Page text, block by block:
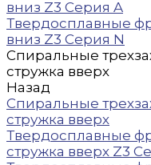
вниз Z3 Серия A
Твердосплавные
вниз Z3 Серия N
Спиральные
стружка вверх
Назад
Спиральные
стружка вверх
Твердосплавные
стружка вверх Z3